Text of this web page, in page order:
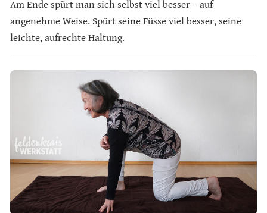
Am Ende spürt man sich selbst viel besser – auf
angenehme Weise. Spürt seine Füsse viel besser, seine
leichte, aufrechte Haltung.